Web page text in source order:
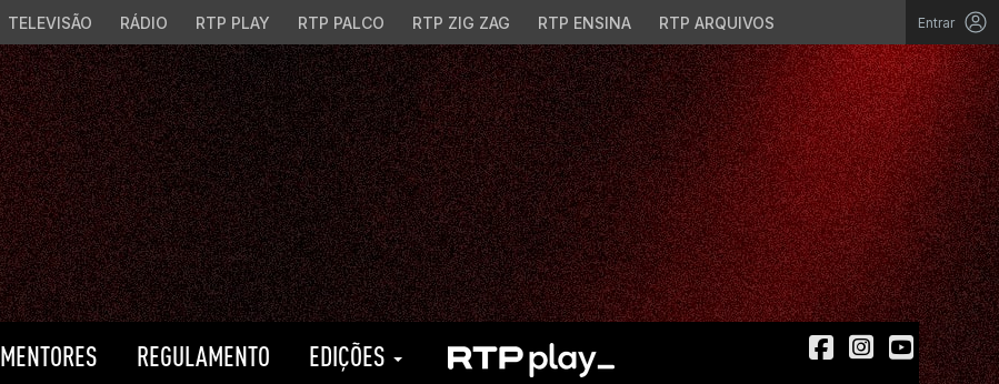
TELEVISÃO RÁDIO RTP PLAY RTP PALCO RTP ZIG ZAG RTP ENSINA RTP ARQUIVOS Entrar
MENTORES REGULAMENTO EDIÇÕES